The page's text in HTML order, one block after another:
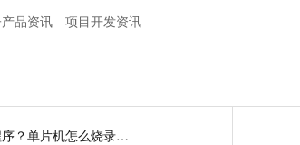
品资讯
项目开发资讯
单片机怎么写入程序？单片机怎么烧录程序